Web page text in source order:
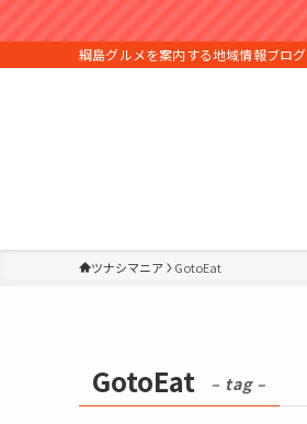
綱島グルメを案内する地域情報ブログ
ツナシマニア GotoEat
GotoEat – tag –